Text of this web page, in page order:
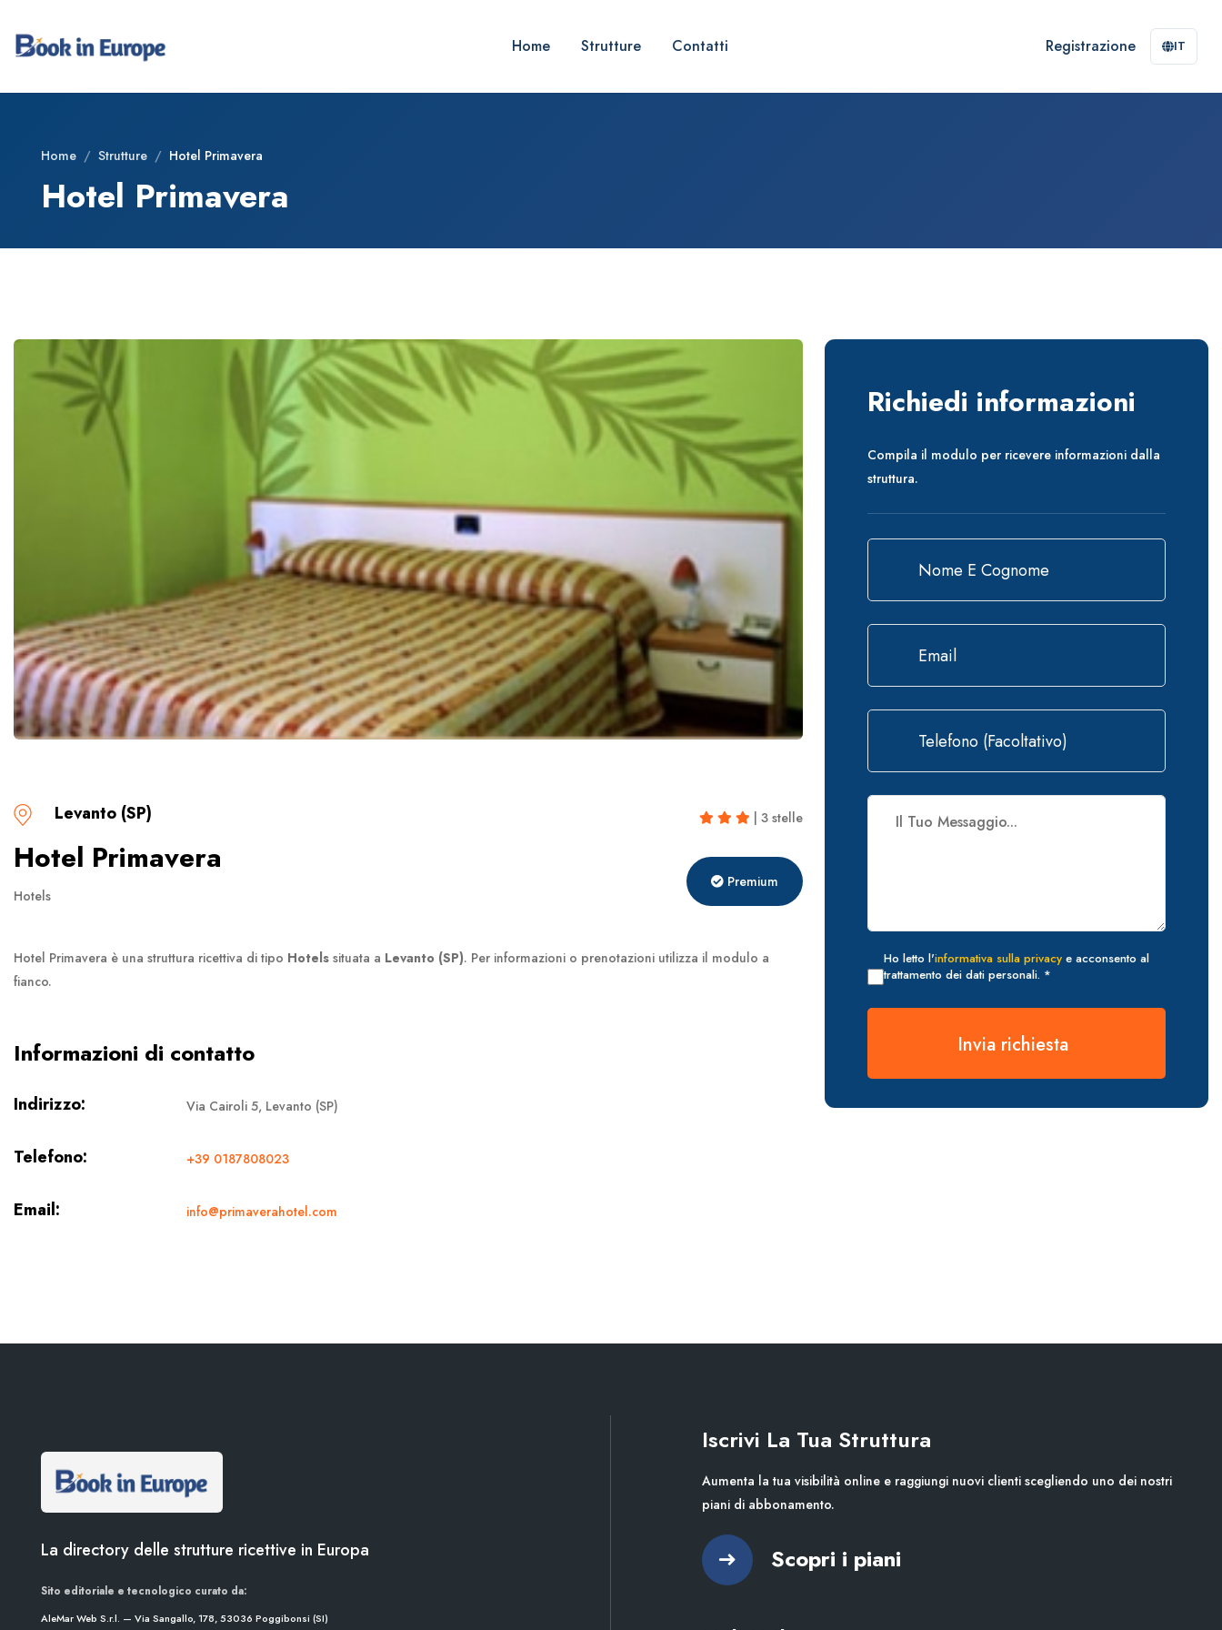
Home Strutture Contatti Registrazione IT
Home / Strutture / Hotel Primavera
Hotel Primavera
Levanto (SP)
Hotel Primavera
Hotels
| 3 stelle
Premium
Hotel Primavera è una struttura ricettiva di tipo Hotels situata a Levanto (SP). Per informazioni o prenotazioni utilizza il modulo a
fianco.
Informazioni di contatto
Indirizzo: Via Cairoli 5, Levanto (SP)
Telefono: +39 0187808023
Email: info@primaverahotel.com
Richiedi informazioni
Compila il modulo per ricevere informazioni dalla
struttura.
Ho letto l'informativa sulla privacy e acconsento al
trattamento dei dati personali. *
Invia richiesta
La directory delle strutture ricettive in Europa
Sito editoriale e tecnologico curato da:
AleMar Web S.r.l. — Via Sangallo, 178, 53036 Poggibonsi (SI)
Iscrivi La Tua Struttura
Aumenta la tua visibilità online e raggiungi nuovi clienti scegliendo uno dei nostri
piani di abbonamento.
Scopri i piani